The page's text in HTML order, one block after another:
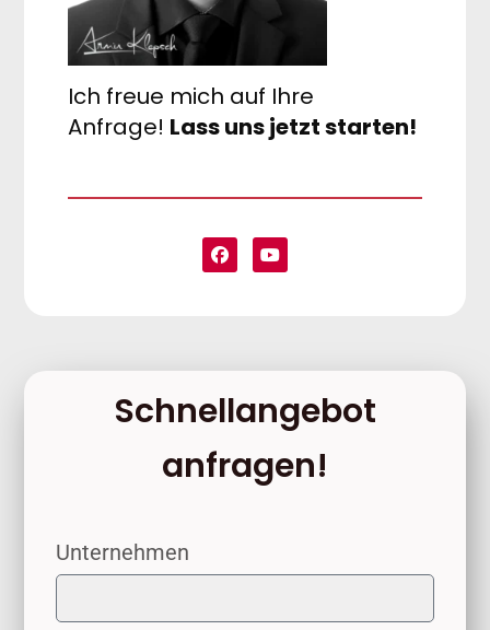
Ich freue mich auf Ihre
Anfrage! Lass uns jetzt starten!
Schnellangebot
anfragen!
Unternehmen